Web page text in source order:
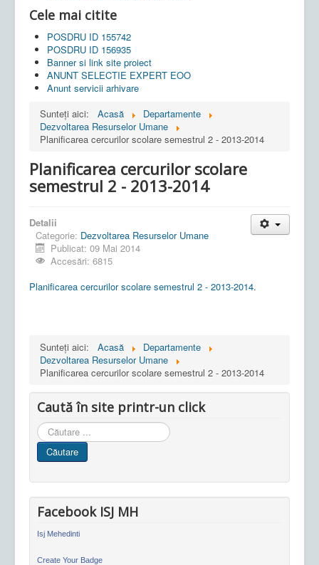
Cele mai citite
POSDRU ID 155742
POSDRU ID 156935
Banner si link site proiect
ANUNT SELECTIE EXPERT EOO
Anunt servicii arhivare
Sunteți aici:
Acasă
Departamente
Dezvoltarea Resurselor Umane
Planificarea cercurilor scolare semestrul 2 - 2013-2014
Planificarea cercurilor scolare
semestrul 2 - 2013-2014
Detalii
Categorie: Dezvoltarea Resurselor Umane
Publicat: 09 Mai 2014
Accesări: 6815
Planificarea cercurilor scolare semestrul 2 - 2013-2014.
Sunteți aici: Acasă
Departamente
Dezvoltarea Resurselor Umane
Planificarea cercurilor scolare semestrul 2 - 2013-2014
Caută în site printr-un click
Cauta
in
site
Căutare
Facebook ISJ MH
Isj Mehedinti
Create Your Badge